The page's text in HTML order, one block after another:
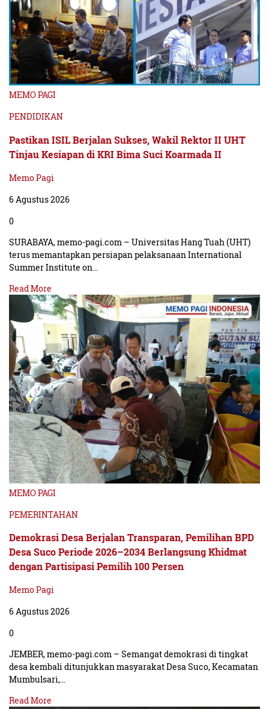
MEMO PAGI
PENDIDIKAN
Pastikan ISIL Berjalan Sukses, Wakil Rektor II UHT
Tinjau Kesiapan di KRI Bima Suci Koarmada II
Memo Pagi
6 Agustus 2026
0
SURABAYA, memo-pagi.com – Universitas Hang Tuah (UHT)
terus memantapkan persiapan pelaksanaan International
Summer Institute on…
Read More
MEMO PAGI
PEMERINTAHAN
Demokrasi Desa Berjalan Transparan, Pemilihan BPD
Desa Suco Periode 2026–2034 Berlangsung Khidmat
dengan Partisipasi Pemilih 100 Persen
Memo Pagi
6 Agustus 2026
0
JEMBER, memo-pagi.com – Semangat demokrasi di tingkat
desa kembali ditunjukkan masyarakat Desa Suco, Kecamatan
Mumbulsari,…
Read More